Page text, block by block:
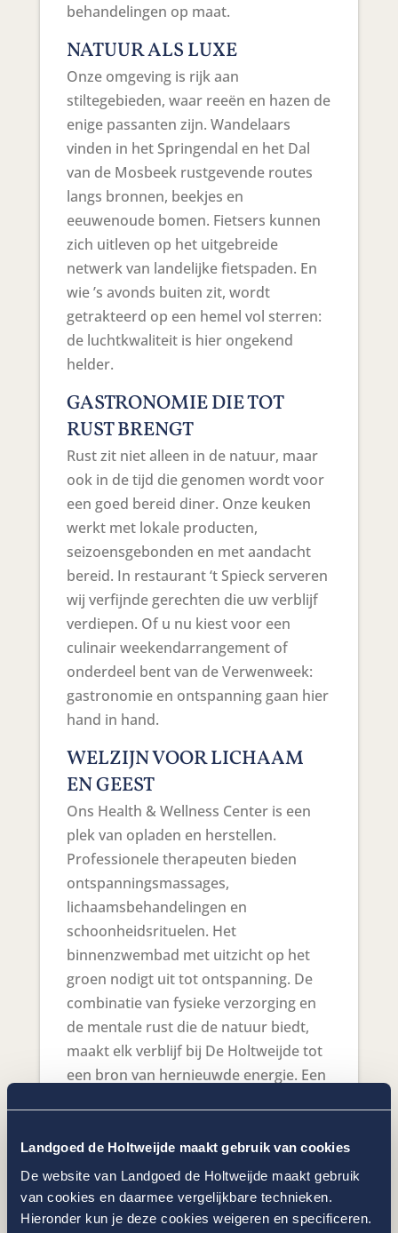
Landgoed de Holtweijde maakt gebruik van cookies
De website van Landgoed de Holtweijde maakt gebruik
van cookies en daarmee vergelijkbare technieken.
Hieronder kun je deze cookies weigeren en specificeren.
behandelingen op maat.
NATUUR ALS LUXE
Onze omgeving is rijk aan
stiltegebieden, waar reeën en hazen de
enige passanten zijn. Wandelaars
vinden in het Springendal en het Dal
van de Mosbeek rustgevende routes
langs bronnen, beekjes en
eeuwenoude bomen. Fietsers kunnen
zich uitleven op het uitgebreide
netwerk van landelijke fietspaden. En
wie ’s avonds buiten zit, wordt
getrakteerd op een hemel vol sterren:
de luchtkwaliteit is hier ongekend
helder.
GASTRONOMIE DIE TOT
RUST BRENGT
Rust zit niet alleen in de natuur, maar
ook in de tijd die genomen wordt voor
een goed bereid diner. Onze keuken
werkt met lokale producten,
seizoensgebonden en met aandacht
bereid. In restaurant ‘t Spieck serveren
wij verfijnde gerechten die uw verblijf
verdiepen. Of u nu kiest voor een
culinair weekendarrangement of
onderdeel bent van de Verwenweek:
gastronomie en ontspanning gaan hier
hand in hand.
WELZIJN VOOR LICHAAM
EN GEEST
Ons Health & Wellness Center is een
plek van opladen en herstellen.
Professionele therapeuten bieden
ontspanningsmassages,
lichaamsbehandelingen en
schoonheidsrituelen. Het
binnenzwembad met uitzicht op het
groen nodigt uit tot ontspanning. De
combinatie van fysieke verzorging en
de mentale rust die de natuur biedt,
maakt elk verblijf bij De Holtweijde tot
een bron van hernieuwde energie. Een
EXCLUSIEVE RUST, HET
HELE JAAR DOOR
De Holtweijde is bewust kleinschalig